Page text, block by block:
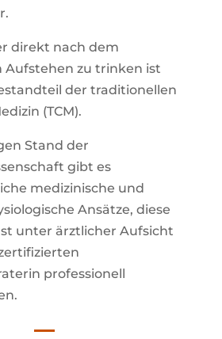
direkt nach dem
Aufstehen zu trinken ist
der traditionellen
(TCM).
Stand der
gibt es
medizinische und
Ansätze, diese
unter ärztlicher Aufsicht
professionell